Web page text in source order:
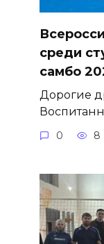
среди
самбо
Дорогие
0 8